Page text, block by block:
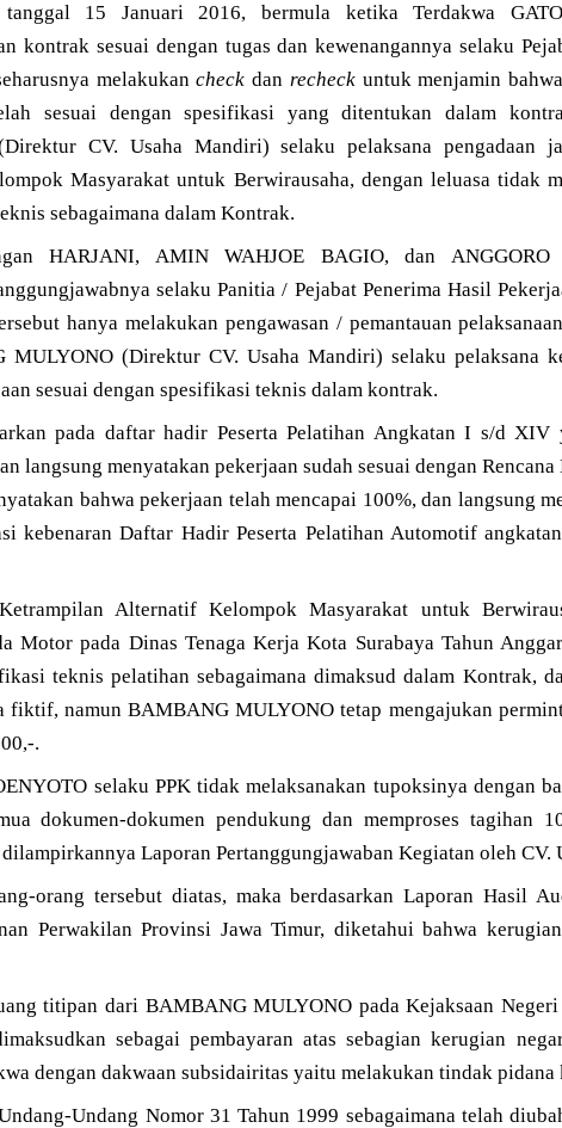
tanggal 15 Januari 2016, bermula ketika Terdakwa
kontrak sesuai dengan tugas dan kewenangannya selaku
melakukancheck dan recheckuntuk menjamin
sesuai dengan spesifikasi yang ditentukan dalam
CV. Usaha Mandiri) selaku pelaksana pengadaan
Masyarakat untuk Berwirausaha, dengan leluasa tidak
sebagaimana dalam Kontrak.
HARJANI, AMIN WAHJOE BAGIO, dan
selaku Panitia / Pejabat Penerima Hasil
hanya melakukan pengawasan / pemantauan
(Direktur CV. Usaha Mandiri) selaku pelaksana
sesuai dengan spesifikasi teknis dalam kontrak.
pada daftar hadir Peserta Pelatihan Angkatan I s/d
langsung menyatakan pekerjaan sudah sesuai dengan
bahwa pekerjaan telah mencapai 100%, dan langsung
kebenaran Daftar Hadir Peserta Pelatihan Automotif
Alternatif Kelompok Masyarakat untuk
Motor pada Dinas Tenaga Kerja Kota Surabaya Tahun
teknis pelatihan sebagaimana dimaksud dalam Kontrak,
fiktif, namun BAMBANG MULYONO tetap mengajukan
.
selaku PPK tidak melaksanakan tupoksinya dengan
dokumen-dokumen pendukung dan memproses tagihan
Laporan Pertanggungjawaban Kegiatan oleh CV.
orang tersebut diatas, maka berdasarkan Laporan Hasil
Perwakilan Provinsi Jawa Timur, diketahui bahwa
titipan dari BAMBANG MULYONO pada Kejaksaan Negeri
sebagai pembayaran atas sebagian kerugian
dengan dakwaan subsidairitas yaitu melakukan tindak
Undang Nomor 31 Tahun 1999 sebagaimana telah